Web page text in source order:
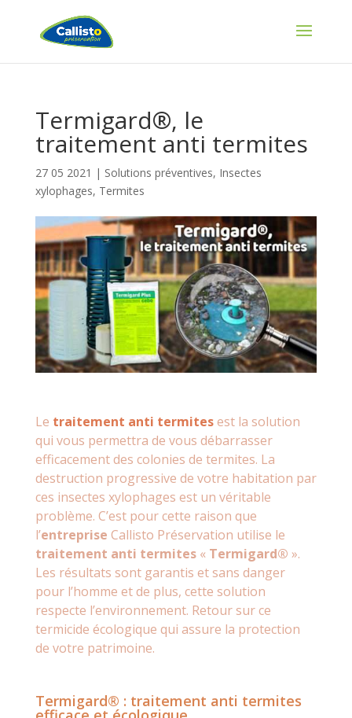
Termigard®, le
traitement anti termites
27 05 2021 | Solutions préventives, Insectes
xylophages, Termites
Le traitement anti termitesest la solution
qui vous permettra de vous débarrasser
efficacement des colonies de termites. La
destruction progressive de votre habitation par
ces insectes xylophages est un véritable
problème. C’est pour cette raison que
l’entreprise Callisto Préservation utilise le
traitement anti termites« Termigard® ».
Les résultats sont garantis et sans danger
pour l’homme et de plus, cette solution
respecte l’environnement. Retour sur ce
termicide écologique qui assure la protection
de votre patrimoine.
Termigard® : traitement anti termites